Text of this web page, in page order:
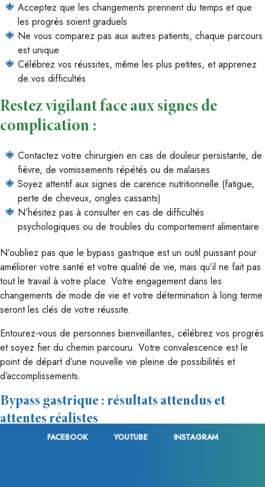
Acceptez que les changements prennent du temps et que
les progrès soient graduels
Ne vous comparez pas aux autres patients, chaque parcours
est unique
Célébrez vos réussites, même les plus petites, et apprenez
de vos difficultés
Restez vigilant face aux signes de
complication :
Contactez votre chirurgien en cas de douleur persistante, de
fièvre, de vomissements répétés ou de malaises
Soyez attentif aux signes de carence nutritionnelle (fatigue,
perte de cheveux, ongles cassants)
N’hésitez pas à consulter en cas de difficultés
psychologiques ou de troubles du comportement alimentaire
N’oubliez pas que le bypass gastrique est un outil puissant pour
améliorer votre santé et votre qualité de vie, mais qu’il ne fait pas
tout le travail à votre place. Votre engagement dans les
changements de mode de vie et votre détermination à long terme
seront les clés de votre réussite.
Entourez-vous de personnes bienveillantes, célébrez vos progrès
et soyez fier du chemin parcouru. Votre convalescence est le
point de départ d’une nouvelle vie pleine de possibilités et
d’accomplissements.
Bypass gastrique : résultats attendus et
attentes réalistes
FACEBOOK YOUTUBE INSTAGRAM